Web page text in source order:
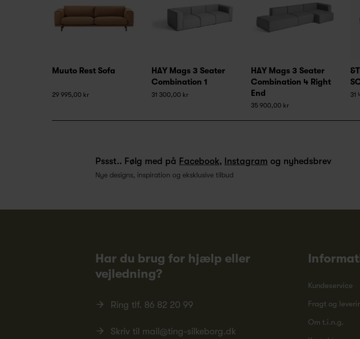
Muuto Rest Sofa
29 995,00 kr
HAY Mags 3 Seater
Combination 1
31 300,00 kr
HAY Mags 3 Seater
Combination 4 Right
End
35 900,00 kr
31
Pssst.. Følg med på Facebook, Instagram og nyhedsbrev
Nye designs, inspiration og eksklusive tilbud
Har du brug for hjælp eller
vejledning?
Ring tlf. 86 82 20 99
Skriv til mail@ting-silkeborg.dk
Kundeservice
Fragt og
Om t.i.n.g.